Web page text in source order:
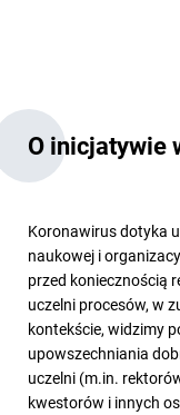
O inicjatywie
Koronawirus dotyka
naukowej i
przed koniecznością
uczelni procesów, w
kontekście, widzimy
upowszechniania
uczelni (m.in.
kwestorów i innych